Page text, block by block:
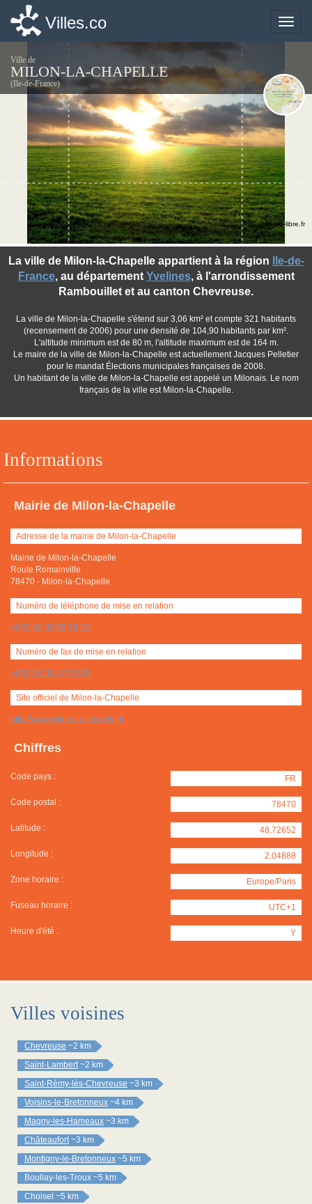
Toggle
Villes.co
Ville de
MILON-LA-CHAPELLE
(Ile-de-France)
Informations
Mairie de Milon-la-Chapelle
Adresse de la mairie de Milon-la-Chapelle
Mairie de Milon-la-Chapelle
Route Romainville
78470 - Milon-la-Chapelle
Numéro de téléphone de mise en relation
+(33) 01 30 52 19 22
Numéro de fax de mise en relation
+(33) 01 30 47 13 80
Site officiel de Milon-la-Chapelle
http://www.milon-la-chapelle.fr
Chiffres
Code pays : FR
Code postal : 78470
Latitude : 48.72652
Longitude : 2.04888
Zone horaire : Europe/Paris
Fuseau horaire : UTC+1
Heure d'été : Y
La ville de Milon-la-Chapelle appartient à la région
Ile-de-
France, au département Yvelines, à l'arrondissement
Rambouillet et au canton Chevreuse.
La ville de Milon-la-Chapelle s'étend sur 3,06 km² et compte 321 habitants
(recensement de 2006) pour une densité de 104,90 habitants par km².
L'altitude minimum est de 80 m, l'altitude maximum est de 164 m.
Le maire de la ville de Milon-la-Chapelle est actuellement Jacques Pelletier
pour le mandat Élections municipales françaises de 2008.
Un habitant de la ville de Milon-la-Chapelle est appelé un Milonais. Le nom
français de la ville est Milon-la-Chapelle.
©photo-libre.fr
Villes voisines
Chevreuse ~2 km
Saint-Lambert ~2 km
Saint-Rémy-lès-Chevreuse ~3 km
Voisins-le-Bretonneux ~4 km
Magny-les-Hameaux ~3 km
Châteaufort ~3 km
Montigny-le-Bretonneux ~5 km
Boullay-les-Troux ~5 km
Choisel ~5 km
Toggle
Villes.co